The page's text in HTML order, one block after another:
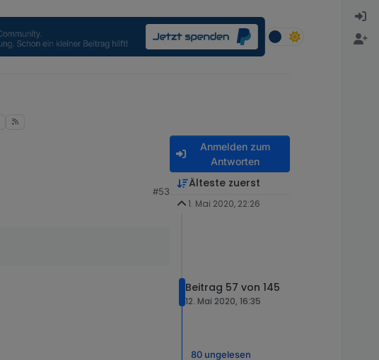
#53
Anmelden zum
Antworten
Älteste zuerst
1. Mai 2020, 22:26
Beitrag 57 von 145
12. Mai 2020, 16:35
80 ungelesen